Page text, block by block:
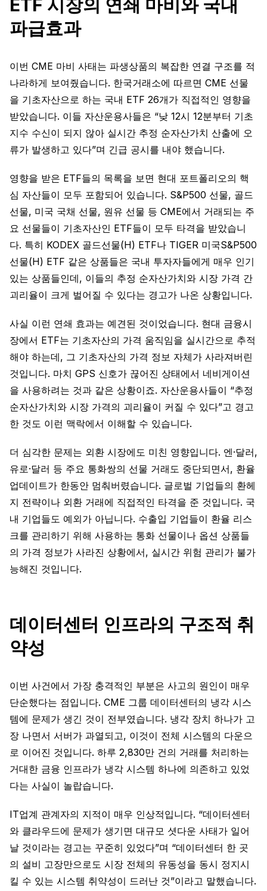
ETF 시장의 연쇄 마비와 국내
파급효과
이번 CME 마비 사태는 파생상품의 복잡한 연결 구조를 적
나라하게 보여줬습니다. 한국거래소에 따르면 CME 선물
을 기초자산으로 하는 국내 ETF 26개가 직접적인 영향을
받았습니다. 이들 자산운용사들은 “낮 12시 12분부터 기초
지수 수신이 되지 않아 실시간 추정 순자산가치 산출에 오
류가 발생하고 있다”며 긴급 공시를 내야 했습니다.
영향을 받은 ETF들의 목록을 보면 현대 포트폴리오의 핵
심 자산들이 모두 포함되어 있습니다. S&P500 선물, 골드
선물, 미국 국채 선물, 원유 선물 등 CME에서 거래되는 주
요 선물들이 기초자산인 ETF들이 모두 타격을 받았습니
다. 특히 KODEX 골드선물(H) ETF나 TIGER 미국S&P500
선물(H) ETF 같은 상품들은 국내 투자자들에게 매우 인기
있는 상품들인데, 이들의 추정 순자산가치와 시장 가격 간
괴리율이 크게 벌어질 수 있다는 경고가 나온 상황입니다.
사실 이런 연쇄 효과는 예견된 것이었습니다. 현대 금융시
장에서 ETF는 기초자산의 가격 움직임을 실시간으로 추적
해야 하는데, 그 기초자산의 가격 정보 자체가 사라져버린
것입니다. 마치 GPS 신호가 끊어진 상태에서 네비게이션
을 사용하려는 것과 같은 상황이죠. 자산운용사들이 “추정
순자산가치와 시장 가격의 괴리율이 커질 수 있다”고 경고
한 것도 이런 맥락에서 이해할 수 있습니다.
더 심각한 문제는 외환 시장에도 미친 영향입니다. 엔·달러,
유로·달러 등 주요 통화쌍의 선물 거래도 중단되면서, 환율
업데이트가 한동안 멈춰버렸습니다. 글로벌 기업들의 환헤
지 전략이나 외환 거래에 직접적인 타격을 준 것입니다. 국
내 기업들도 예외가 아닙니다. 수출입 기업들이 환율 리스
크를 관리하기 위해 사용하는 통화 선물이나 옵션 상품들
의 가격 정보가 사라진 상황에서, 실시간 위험 관리가 불가
능해진 것입니다.
데이터센터 인프라의 구조적 취
약성
이번 사건에서 가장 충격적인 부분은 사고의 원인이 매우
단순했다는 점입니다. CME 그룹 데이터센터의 냉각 시스
템에 문제가 생긴 것이 전부였습니다. 냉각 장치 하나가 고
장 나면서 서버가 과열되고, 이것이 전체 시스템의 다운으
로 이어진 것입니다. 하루 2,830만 건의 거래를 처리하는
거대한 금융 인프라가 냉각 시스템 하나에 의존하고 있었
다는 사실이 놀랍습니다.
IT업계 관계자의 지적이 매우 인상적입니다. “데이터센터
와 클라우드에 문제가 생기면 대규모 셧다운 사태가 일어
날 것이라는 경고는 꾸준히 있었다”며 “데이터센터 한 곳
의 설비 고장만으로도 시장 전체의 유동성을 동시 정지시
킬 수 있는 시스템 취약성이 드러난 것”이라고 말했습니다.